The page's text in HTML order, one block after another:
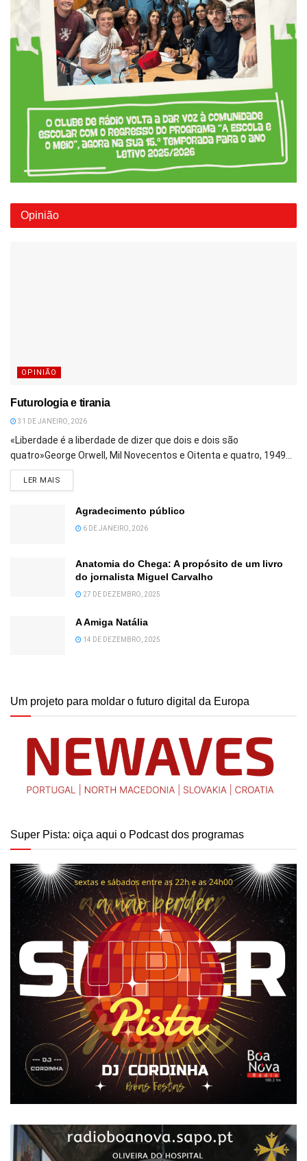
Opinião
OPINIÃO
Futurologia e tirania
31 DE JANEIRO, 2026
«Liberdade é a liberdade de dizer que dois e dois são
quatro»George Orwell, Mil Novecentos e Oitenta e quatro, 1949...
LER MAIS
Agradecimento público
6 DE JANEIRO, 2026
Anatomia do Chega: A propósito de um livro
do jornalista Miguel Carvalho
27 DE DEZEMBRO, 2025
A Amiga Natália
14 DE DEZEMBRO, 2025
Um projeto para moldar o futuro digital da Europa
Super Pista: oiça aqui o Podcast dos programas